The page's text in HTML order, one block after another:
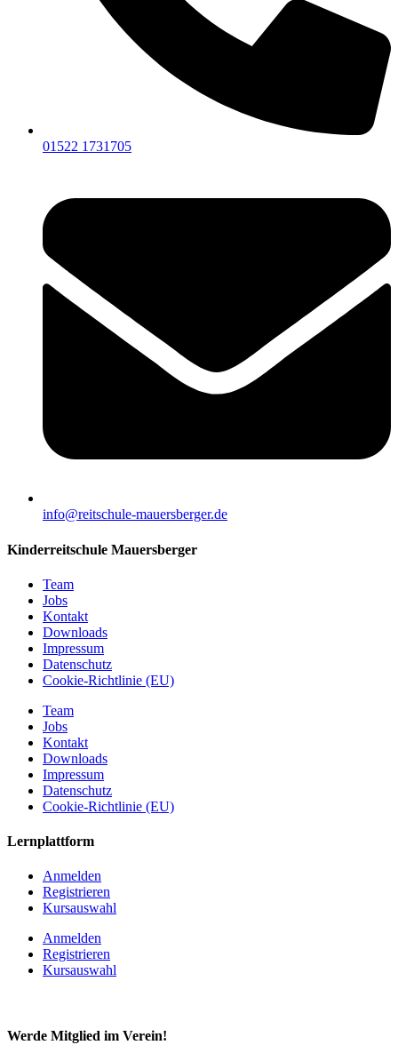
01522 1731705
info@reitschule-mauersberger.de
Kinderreitschule Mauersberger
Team
Jobs
Kontakt
Downloads
Impressum
Datenschutz
Cookie-Richtlinie (EU)
Team
Jobs
Kontakt
Downloads
Impressum
Datenschutz
Cookie-Richtlinie (EU)
Lernplattform
Anmelden
Registrieren
Kursauswahl
Anmelden
Registrieren
Kursauswahl
Werde Mitglied im Verein!